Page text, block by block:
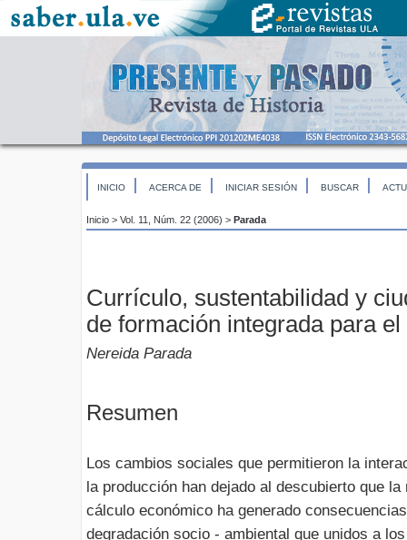
INICIO ACERCA DE INICIAR SESIÓN BUSCAR
Inicio > Vol. 11, Núm. 22 (2006) > Parada
Currículo, sustentabilidad y
de formación integrada para
Nereida Parada
Resumen
Los cambios sociales que permitieron la
la producción han dejado al descubierto que
cálculo económico ha generado
degradación socio - ambiental que unidos a